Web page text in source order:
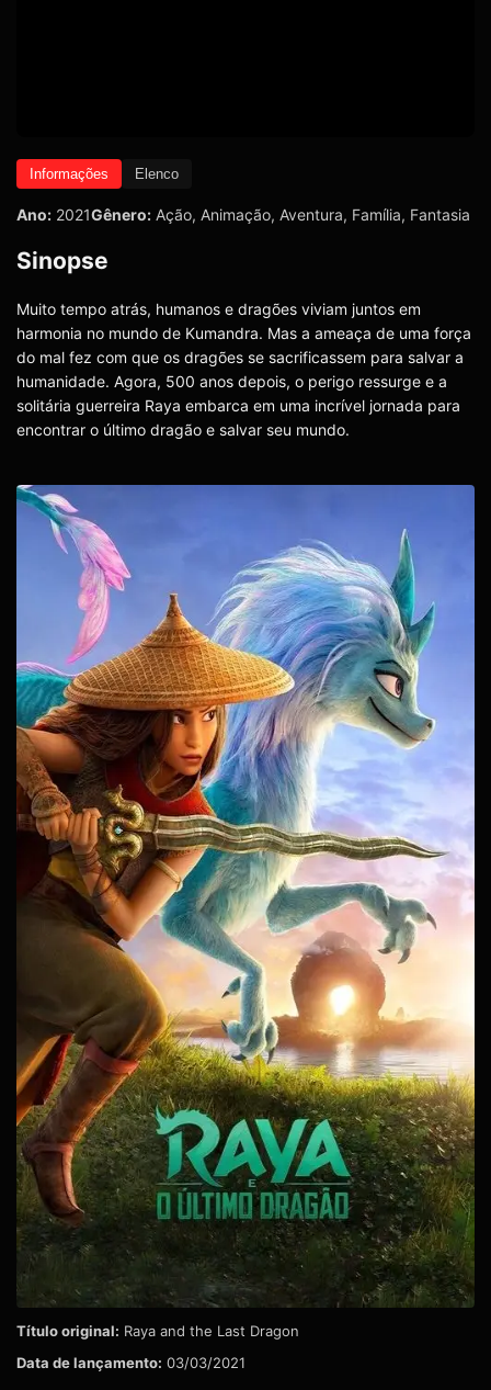
Informações Elenco
Ano: 2021Gênero: Ação, Animação, Aventura, Família, Fantasia
Sinopse
Muito tempo atrás, humanos e dragões viviam juntos em
harmonia no mundo de Kumandra. Mas a ameaça de uma força
do mal fez com que os dragões se sacrificassem para salvar a
humanidade. Agora, 500 anos depois, o perigo ressurge e a
solitária guerreira Raya embarca em uma incrível jornada para
encontrar o último dragão e salvar seu mundo.
Título original: Raya and the Last Dragon
Data de lançamento: 03/03/2021